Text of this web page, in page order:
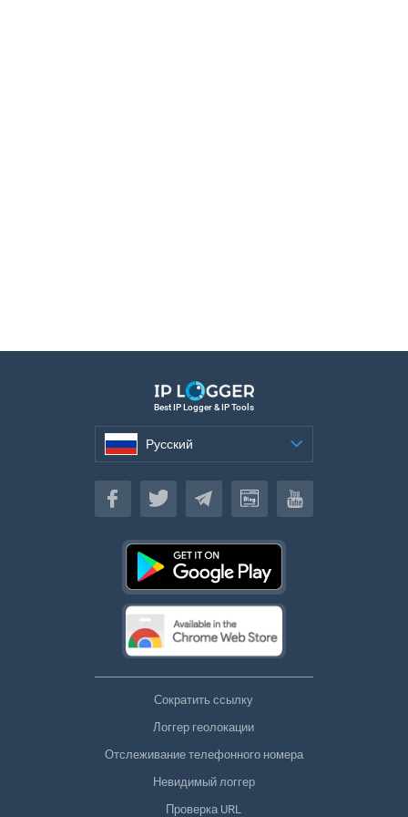
Best IP Logger & IP Tools
Русский
Русский
Сократить ссылку
Логгер геолокации
Отслеживание телефонного номера
Невидимый логгер
Проверка URL